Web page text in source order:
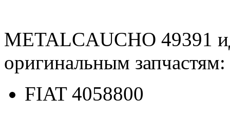
METALCAUCHO 49391
оригинальным запчастям:
FIAT 4058800